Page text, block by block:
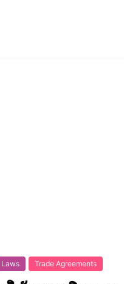
Laws Trade Agreements